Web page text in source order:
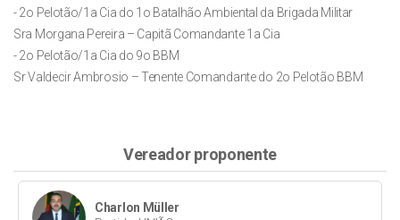
- 2o Pelotão/1a Cia do 1o Batalhão Ambiental da Brigada Militar
Sra Morgana Pereira – Capitã Comandante 1a Cia
- 2o Pelotão/1a Cia do 9o BBM
Sr Valdecir Ambrosio – Tenente Comandante do 2o Pelotão BBM
Vereador proponente
Charlon Müller